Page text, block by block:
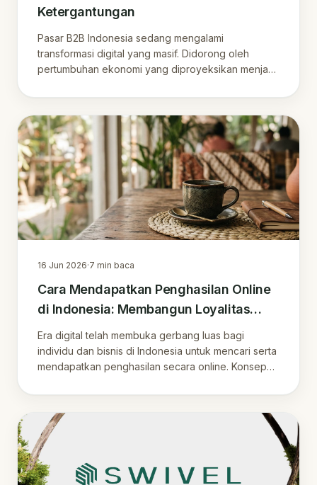
Ketergantungan
Pasar B2B Indonesia sedang mengalami
transformasi digital yang masif. Didorong oleh
pertumbuhan ekonomi yang diproyeksikan menjadi
16 Jun 2026·7 min baca
Cara Mendapatkan Penghasilan Online
di Indonesia: Membangun Loyalitas
Pelanggan di Era Digital
Era digital telah membuka gerbang luas bagi
individu dan bisnis di Indonesia untuk mencari serta
mendapatkan penghasilan secara online. Konsep